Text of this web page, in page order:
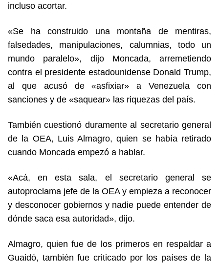
incluso acortar.
«Se ha construido una montaña de mentiras,
falsedades, manipulaciones, calumnias, todo un
mundo paralelo», dijo Moncada, arremetiendo
contra el presidente estadounidense Donald Trump,
al que acusó de «asfixiar» a Venezuela con
sanciones y de «saquear» las riquezas del país.
También cuestionó duramente al secretario general
de la OEA, Luis Almagro, quien se había retirado
cuando Moncada empezó a hablar.
«Acá, en esta sala, el secretario general se
autoproclama jefe de la OEA y empieza a reconocer
y desconocer gobiernos y nadie puede entender de
dónde saca esa autoridad», dijo.
Almagro, quien fue de los primeros en respaldar a
Guaidó, también fue criticado por los países de la